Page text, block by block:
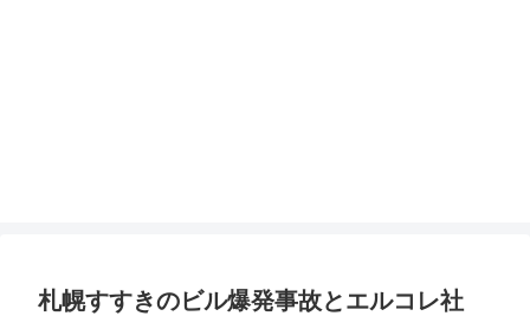
札幌すすきのビル爆発事故とエルコレ社